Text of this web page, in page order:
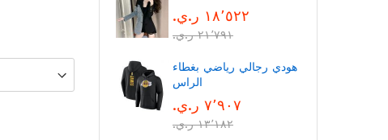
١٨٬٥٢٢ ر.ي.‏
٢١٬٧٩١ ر.ي.‏
هودي رجالي رياضي بغطاء
الراس
٧٬٩٠٧ ر.ي.‏
١٣٬١٨٢ ر.ي.‏